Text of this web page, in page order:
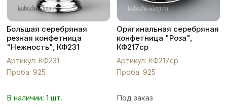
Большая серебряная
резная конфетница
"Нежность", КФ231
Артикул: КФ231
Проба: 925
В наличии: 1 шт.
Оригинальная серебряная
конфетница "Роза",
КФ217ср
Артикул: КФ217ср
Проба: 925
Под заказ